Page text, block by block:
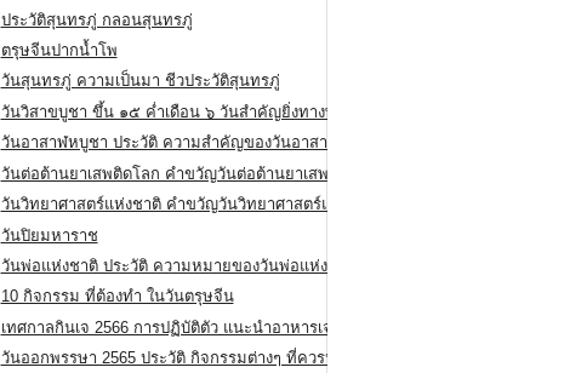
ประวัติสุนทรภู่ กลอนสุนทรภู่
ตรุษจีนปากน้ำโพ
วันสุนทรภู่ ความเป็นมา ชีวประวัติสุนทรภู่
วันวิสาขบูชา ขึ้น ๑๕ ค่ำเดือน ๖ วันสำคัญยิ่งทางพระพุทธศาสนา
วันอาสาฬหบูชา ประวัติ ความสําคัญของวันอาสาฬหบูชา
วันต่อต้านยาเสพติดโลก คำขวัญวันต่อต้านยาเสพติดสากล
วันวิทยาศาสตร์แห่งชาติ คำขวัญวันวิทยาศาสตร์แห่งชาติ
วันปิยมหาราช
วันพ่อแห่งชาติ ประวัติ ความหมายของวันพ่อแห่งชาติ
10 กิจกรรม ที่ต้องทำ ในวันตรุษจีน
เทศกาลกินเจ 2566 การปฏิบัติตัว แนะนำอาหารเจ
วันออกพรรษา 2565 ประวัติ กิจกรรมต่างๆ ที่ควรปฏิบัติ